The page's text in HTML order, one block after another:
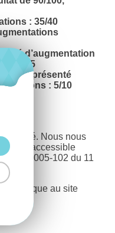
: 35/40
d’augmentation
: 15/15
représenté
: 5/10
Nous nous
accessible
loi n°2005-102 du 11
s'applique au site